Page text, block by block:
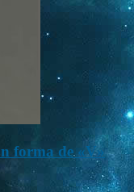
forma de «V»